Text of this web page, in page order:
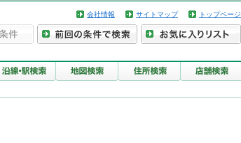
会社情報 サイトマップ トップページ